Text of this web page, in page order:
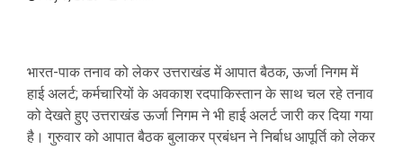
भारत-पाक तनाव को लेकर उत्तराखंड में आपात बैठक, ऊर्जा निगम में
हाई अलर्ट; कर्मचारियों के अवकाश रदपाकिस्तान के साथ चल रहे तनाव
को देखते हुए उत्तराखंड ऊर्जा निगम ने भी हाई अलर्ट जारी कर दिया गया
है। गुरुवार को आपात बैठक बुलाकर प्रबंधन ने निर्बाध आपूर्ति को लेकर